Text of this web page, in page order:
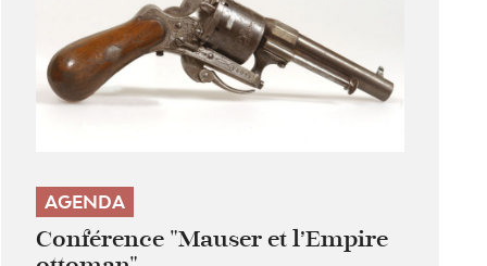
AGENDA
Conférence "Mauser et l’Empire